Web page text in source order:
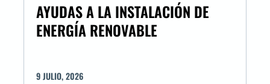
AYUDAS A LA INSTALACIÓN DE
ENERGÍA RENOVABLE
9 JULIO,2026